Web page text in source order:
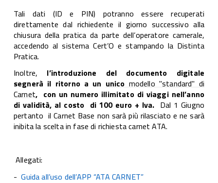
Tali dati (ID e PIN) potranno essere recuperati
direttamente dal richiedente il giorno successivo alla
chiusura della pratica da parte dell’operatore camerale,
accedendo al sistema Cert’O e stampando la Distinta
Pratica.
Inoltre, l’introduzione del documento digitale
segnerà il ritorno a un unico modello "standard" di
Carnet, con un numero illimitato di viaggi nell’anno
di validità, al costo di 100 euro + Iva. Dal 1 Giugno
pertanto il Carnet Base non sarà più rilasciato e ne sarà
inibita la scelta in fase di richiesta carnet ATA.
Allegati:
-Guida all’uso dell’APP “ATA CARNET”